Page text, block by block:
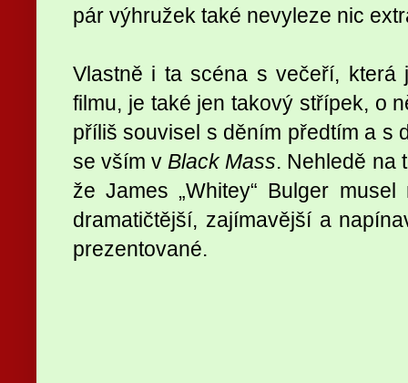
pár výhružek také nevyleze nic
Vlastně i ta scéna s večeří, která
filmu, je také jen takový střípek, o
příliš souvisel s děním předtím a s
se vším vBlack Mass. Nehledě na
že James „Whitey“ Bulger
dramatičtější, zajímavější a
prezentované.